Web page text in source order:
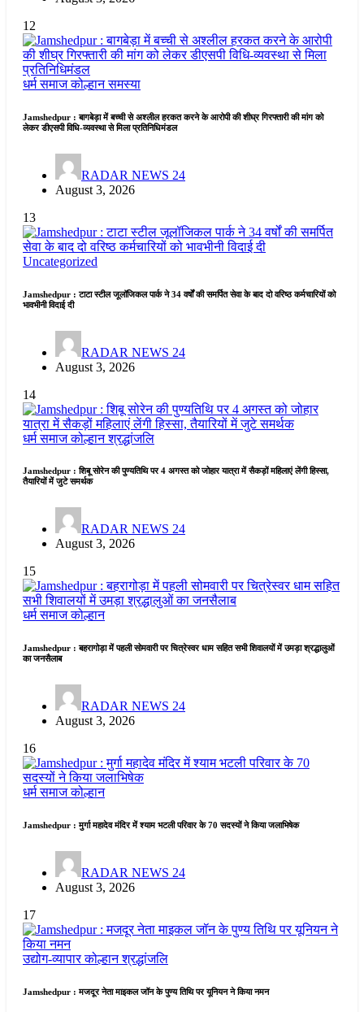
12
धर्म समाजकोल्हानसमस्या
Jamshedpur : बागबेड़ा में बच्ची से अश्लील हरकत करने के आरोपी की शीघ्र गिरफ्तारी की मांग को
लेकर डीएसपी विधि-व्यवस्था से मिला प्रतिनिधिमंडल
RADAR NEWS 24
August 3, 2026
13
Uncategorized
Jamshedpur : टाटा स्टील जूलॉजिकल पार्क ने 34 वर्षों की समर्पित सेवा के बाद दो वरिष्ठ कर्मचारियों को
भावभीनी विदाई दी
RADAR NEWS 24
August 3, 2026
14
धर्म समाजकोल्हानश्रद्धांजलि
Jamshedpur : शिबू सोरेन की पुण्यतिथि पर 4 अगस्त को जोहार यात्रा में सैकड़ों महिलाएं लेंगी हिस्सा,
तैयारियों में जुटे समर्थक
RADAR NEWS 24
August 3, 2026
15
धर्म समाजकोल्हान
Jamshedpur : बहरागोड़ा में पहली सोमवारी पर चित्रेस्वर धाम सहित सभी शिवालयों में उमड़ा श्रद्धालुओं
का जनसैलाब
RADAR NEWS 24
August 3, 2026
16
धर्म समाजकोल्हान
Jamshedpur : मुर्गा महादेव मंदिर में श्याम भटली परिवार के 70 सदस्यों ने किया जलाभिषेक
RADAR NEWS 24
August 3, 2026
17
उद्योग-व्यापारकोल्हानश्रद्धांजलि
Jamshedpur : मजदूर नेता माइकल जॉन के पुण्य तिथि पर यूनियन ने किया नमन